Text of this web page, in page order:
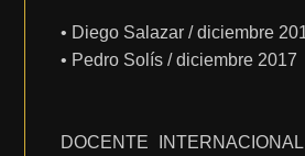
• Diego Salazar / diciembre
• Pedro Solís / diciembre 2017
DOCENTE